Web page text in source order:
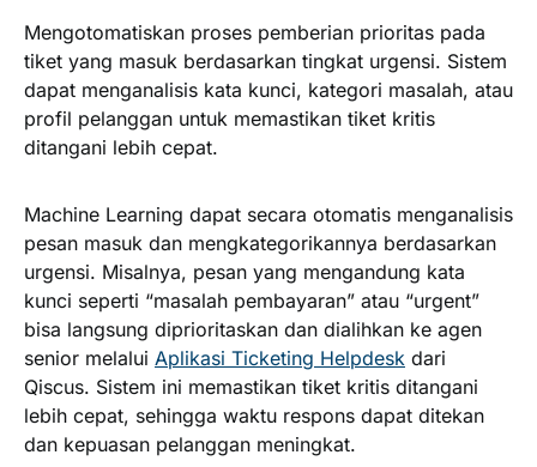
Mengotomatiskan proses pemberian prioritas pada
tiket yang masuk berdasarkan tingkat urgensi. Sistem
dapat menganalisis kata kunci, kategori masalah, atau
profil pelanggan untuk memastikan tiket kritis
ditangani lebih cepat.
Machine Learning dapat secara otomatis menganalisis
pesan masuk dan mengkategorikannya berdasarkan
urgensi. Misalnya, pesan yang mengandung kata
kunci seperti “masalah pembayaran” atau “urgent”
bisa langsung diprioritaskan dan dialihkan ke agen
senior melalui Aplikasi Ticketing Helpdesk dari
Qiscus. Sistem ini memastikan tiket kritis ditangani
lebih cepat, sehingga waktu respons dapat ditekan
dan kepuasan pelanggan meningkat.